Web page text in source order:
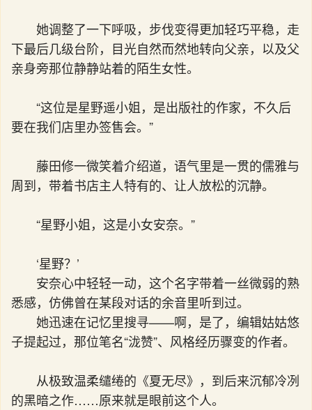
她调整了一下呼吸，步伐变得更加轻巧平稳，走
下最后几级台阶，目光自然而然地转向父亲，以及父
亲身旁那位静静站着的陌生女性。
“这位是星野遥小姐，是出版社的作家，不久后
要在我们店里办签售会。”
藤田修一微笑着介绍道，语气里是一贯的儒雅与
周到，带着书店主人特有的、让人放松的沉静。
“星野小姐，这是小女安奈。”
‘星野？’
安奈心中轻轻一动，这个名字带着一丝微弱的熟
悉感，仿佛曾在某段对话的余音里听到过。
她迅速在记忆里搜寻——啊，是了，编辑姑姑悠
子提起过，那位笔名“泷赞”、风格经历骤变的作者。
从极致温柔缱绻的《夏无尽》，到后来沉郁冷冽
的黑暗之作……原来就是眼前这个人。